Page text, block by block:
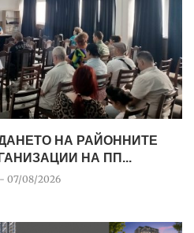
НА РАЙОННИТЕ
НА ПП...
- 07/08/2026